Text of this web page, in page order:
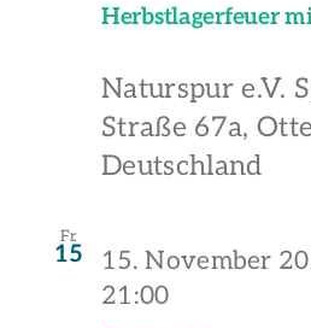
Herbstlagerfeuer
Naturspur e.V.
Straße 67a,
Deutschland
Fr.
15 15. November
21:00